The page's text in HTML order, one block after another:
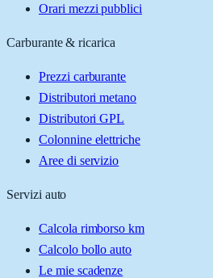
Orari mezzi pubblici
Carburante & ricarica
Prezzi carburante
Distributori metano
Distributori GPL
Colonnine elettriche
Aree di servizio
Servizi auto
Calcola rimborso km
Calcolo bollo auto
Le mie scadenze